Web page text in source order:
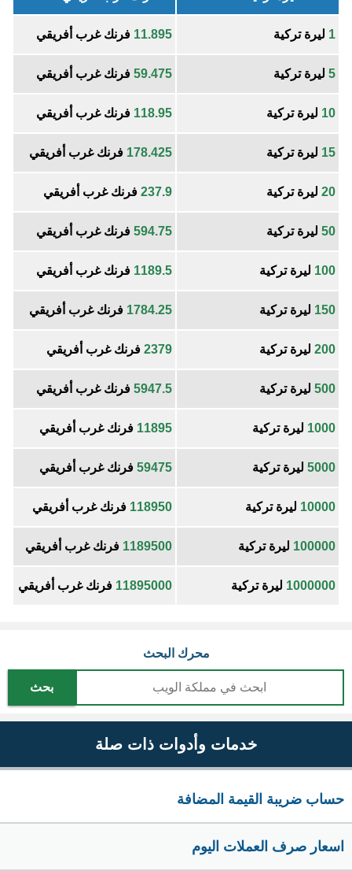
1 ليرة تركية 11.895 فرنك غرب أفريقي
5 ليرة تركية 59.475 فرنك غرب أفريقي
10 ليرة تركية 118.95 فرنك غرب أفريقي
15 ليرة تركية 178.425 فرنك غرب أفريقي
20 ليرة تركية 237.9 فرنك غرب أفريقي
50 ليرة تركية 594.75 فرنك غرب أفريقي
100 ليرة تركية 1189.5 فرنك غرب أفريقي
150 ليرة تركية 1784.25 فرنك غرب أفريقي
200 ليرة تركية 2379 فرنك غرب أفريقي
500 ليرة تركية 5947.5 فرنك غرب أفريقي
1000 ليرة تركية 11895 فرنك غرب أفريقي
5000 ليرة تركية 59475 فرنك غرب أفريقي
10000 ليرة تركية 118950 فرنك غرب أفريقي
100000 ليرة تركية 1189500 فرنك غرب أفريقي
1000000 ليرة تركية 11895000 فرنك غرب أفريقي
محرك البحث
بحث
خدمات وأدوات ذات صلة
حساب ضريبة القيمة المضافة
اسعار صرف العملات اليوم